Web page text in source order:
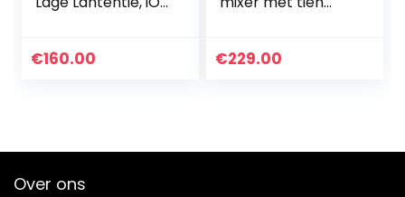
€160.00
microfoonvoorver
€229.00
Over ons